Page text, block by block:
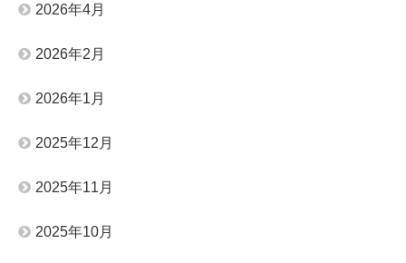
2026年4月
2026年2月
2026年1月
2025年12月
2025年11月
2025年10月